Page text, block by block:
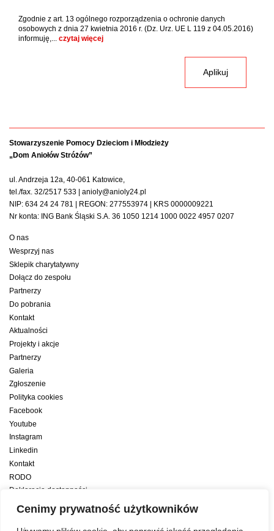
Cenimy prywatność użytkowników
Zgodnie z art. 13 ogólnego rozporządzenia o ochronie danych
osobowych z dnia 27 kwietnia 2016 r. (Dz. Urz. UE L 119 z 04.05.2016)
informuję,... czytaj więcej
Stowarzyszenie Pomocy Dzieciom i Młodzieży
„Dom Aniołów Stróżów”
ul. Andrzeja 12a, 40-061 Katowice,
tel./fax. 32/2517 533 | anioly@anioly24.pl
NIP: 634 24 24 781 | REGON: 277553974 | KRS 0000009221
Nr konta: ING Bank Śląski S.A. 36 1050 1214 1000 0022 4957 0207
O nas
Wesprzyj nas
Sklepik charytatywny
Dołącz do zespołu
Partnerzy
Do pobrania
Kontakt
Aktualności
Projekty i akcje
Partnerzy
Galeria
Zgłoszenie
Polityka cookies
Facebook
Youtube
Instagram
Linkedin
Kontakt
RODO
Deklaracja dostępności
Deklaracja dostępności cyfrowej